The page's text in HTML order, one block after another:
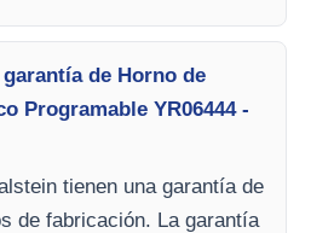
de Horno de
Programable YR06444 -
tienen una garantía de
de fabricación. La garantía